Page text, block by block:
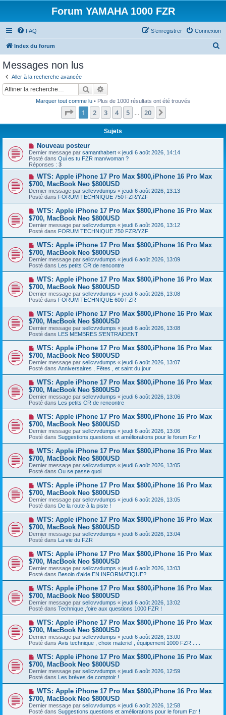
Forum YAMAHA 1000 FZR
FAQ Connexion
S’enregistrer
Index du forum
Messages non lus
Aller à la recherche avancée
Rechercher
Marquer tout comme lu • Plus de 1000 résultats ont été trouvés
Page 1sur20
1 2 3 4 5 20
Sujets
N
o
u
v
e
a
u
m
e
s
s
a
g
e
Nouveau posteur
Dernier message par samanthabert « jeudi 6 août 2026, 14:14
Posté dans Qui es tu FZR man/woman ?
Réponses : 3
N
o
u
v
e
a
u
m
e
s
a
g
e
WTS: Apple iPhone 17 Pro Max $800,iPhone 16 Pro Max
$700, MacBook Neo $800USD
Dernier message par sellcvvdumps « jeudi 6 août 2026, 13:13
Posté dans FORUM TECHNIQUE 750 FZR/YZF
N
o
u
v
e
a
u
m
e
s
a
g
e
WTS: Apple iPhone 17 Pro Max $800,iPhone 16 Pro Max
$700, MacBook Neo $800USD
Dernier message par sellcvvdumps « jeudi 6 août 2026, 13:12
Posté dans FORUM TECHNIQUE 750 FZR/YZF
N
o
u
v
e
a
u
m
e
s
a
g
e
WTS: Apple iPhone 17 Pro Max $800,iPhone 16 Pro Max
$700, MacBook Neo $800USD
Dernier message par sellcvvdumps « jeudi 6 août 2026, 13:09
Posté dans Les petits CR de rencontre
N
o
u
v
e
a
u
m
e
s
a
g
e
WTS: Apple iPhone 17 Pro Max $800,iPhone 16 Pro Max
$700, MacBook Neo $800USD
Dernier message par sellcvvdumps « jeudi 6 août 2026, 13:08
Posté dans FORUM TECHNIQUE 600 FZR
N
o
u
v
e
a
u
m
e
s
a
g
e
WTS: Apple iPhone 17 Pro Max $800,iPhone 16 Pro Max
$700, MacBook Neo $800USD
Dernier message par sellcvvdumps « jeudi 6 août 2026, 13:08
Posté dans LES MEMBRES S'ENTRAIDENT
N
o
u
v
e
a
u
m
e
s
a
g
e
WTS: Apple iPhone 17 Pro Max $800,iPhone 16 Pro Max
$700, MacBook Neo $800USD
Dernier message par sellcvvdumps « jeudi 6 août 2026, 13:07
Posté dans Anniversaires , Fêtes , et saint du jour
N
o
u
v
e
a
u
m
e
s
a
g
e
WTS: Apple iPhone 17 Pro Max $800,iPhone 16 Pro Max
$700, MacBook Neo $800USD
Dernier message par sellcvvdumps « jeudi 6 août 2026, 13:06
Posté dans Les petits CR de rencontre
N
o
u
v
e
a
u
m
e
s
a
g
e
WTS: Apple iPhone 17 Pro Max $800,iPhone 16 Pro Max
$700, MacBook Neo $800USD
Dernier message par sellcvvdumps « jeudi 6 août 2026, 13:06
Posté dans Suggestions,questions et améliorations pour le forum Fzr !
N
o
u
v
e
a
u
m
e
s
a
g
e
WTS: Apple iPhone 17 Pro Max $800,iPhone 16 Pro Max
$700, MacBook Neo $800USD
Dernier message par sellcvvdumps « jeudi 6 août 2026, 13:05
Posté dans Ou se passe quoi
N
o
u
v
e
a
u
m
e
s
a
g
e
WTS: Apple iPhone 17 Pro Max $800,iPhone 16 Pro Max
$700, MacBook Neo $800USD
Dernier message par sellcvvdumps « jeudi 6 août 2026, 13:05
Posté dans De la route à la piste !
N
o
u
v
e
a
u
m
e
s
a
g
e
WTS: Apple iPhone 17 Pro Max $800,iPhone 16 Pro Max
$700, MacBook Neo $800USD
Dernier message par sellcvvdumps « jeudi 6 août 2026, 13:04
Posté dans La vie du FZR
N
o
u
v
e
a
u
m
e
s
a
g
e
WTS: Apple iPhone 17 Pro Max $800,iPhone 16 Pro Max
$700, MacBook Neo $800USD
Dernier message par sellcvvdumps « jeudi 6 août 2026, 13:03
Posté dans Besoin d'aide EN INFORMATIQUE?
N
o
u
v
e
a
u
m
e
s
a
g
e
WTS: Apple iPhone 17 Pro Max $800,iPhone 16 Pro Max
$700, MacBook Neo $800USD
Dernier message par sellcvvdumps « jeudi 6 août 2026, 13:02
Posté dans Technique ,foire aux questions 1000 FZR !
N
o
u
v
e
a
u
m
e
s
a
g
e
WTS: Apple iPhone 17 Pro Max $800,iPhone 16 Pro Max
$700, MacBook Neo $800USD
Dernier message par sellcvvdumps « jeudi 6 août 2026, 13:00
Posté dans Avis technique , choix materiel , équipement 1000 FZR .....
N
o
u
v
e
a
u
m
e
s
WTS: Apple iPhone 17 Pro Max $800,iPhone 16 Pro Max
$700, MacBook Neo $800USD
Dernier message par sellcvvdumps « jeudi 6 août 2026, 12:59
Posté dans Les brèves de comptoir !
N
o
u
v
e
WTS: Apple iPhone 17 Pro Max $800,iPhone 16 Pro Max
$700, MacBook Neo $800USD
Dernier message par sellcvvdumps « jeudi 6 août 2026, 12:58
Posté dans Suggestions,questions et améliorations pour le forum Fzr !